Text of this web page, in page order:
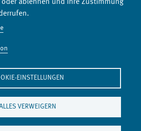
oder ablehnen und Ihre Zustimmung
EINSTELLUNGEN
VERWEIGERN
Konsum